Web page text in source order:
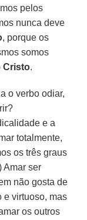
pelos
nunca deve
, porque os
somos
Cristo.
o verbo odiar,
e a
totalmente,
os três graus
Amar ser
não gosta de
e virtuoso, mas
os outros